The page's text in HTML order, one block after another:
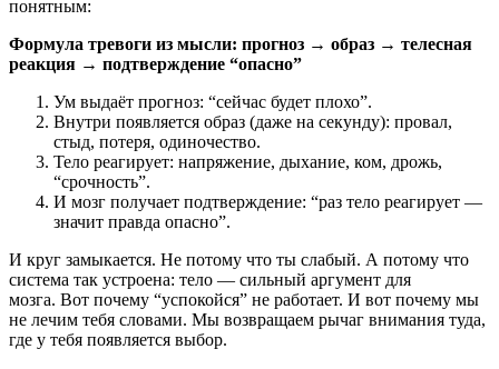
понятным:
Формула тревоги из мысли: прогноз → образ → телесная
реакция → подтверждение “опасно”
Ум выдаёт прогноз: “сейчас будет плохо”.
Внутри появляется образ (даже на секунду): провал,
стыд, потеря, одиночество.
Тело реагирует: напряжение, дыхание, ком, дрожь,
“срочность”.
И мозг получает подтверждение: “раз тело реагирует —
значит правда опасно”.
И круг замыкается. Не потому что ты слабый. А потому что
система так устроена: тело — сильный аргумент для
мозга. Вот почему “успокойся” не работает. И вот почему мы
не лечим тебя словами. Мы возвращаем рычаг внимания туда,
где у тебя появляется выбор.